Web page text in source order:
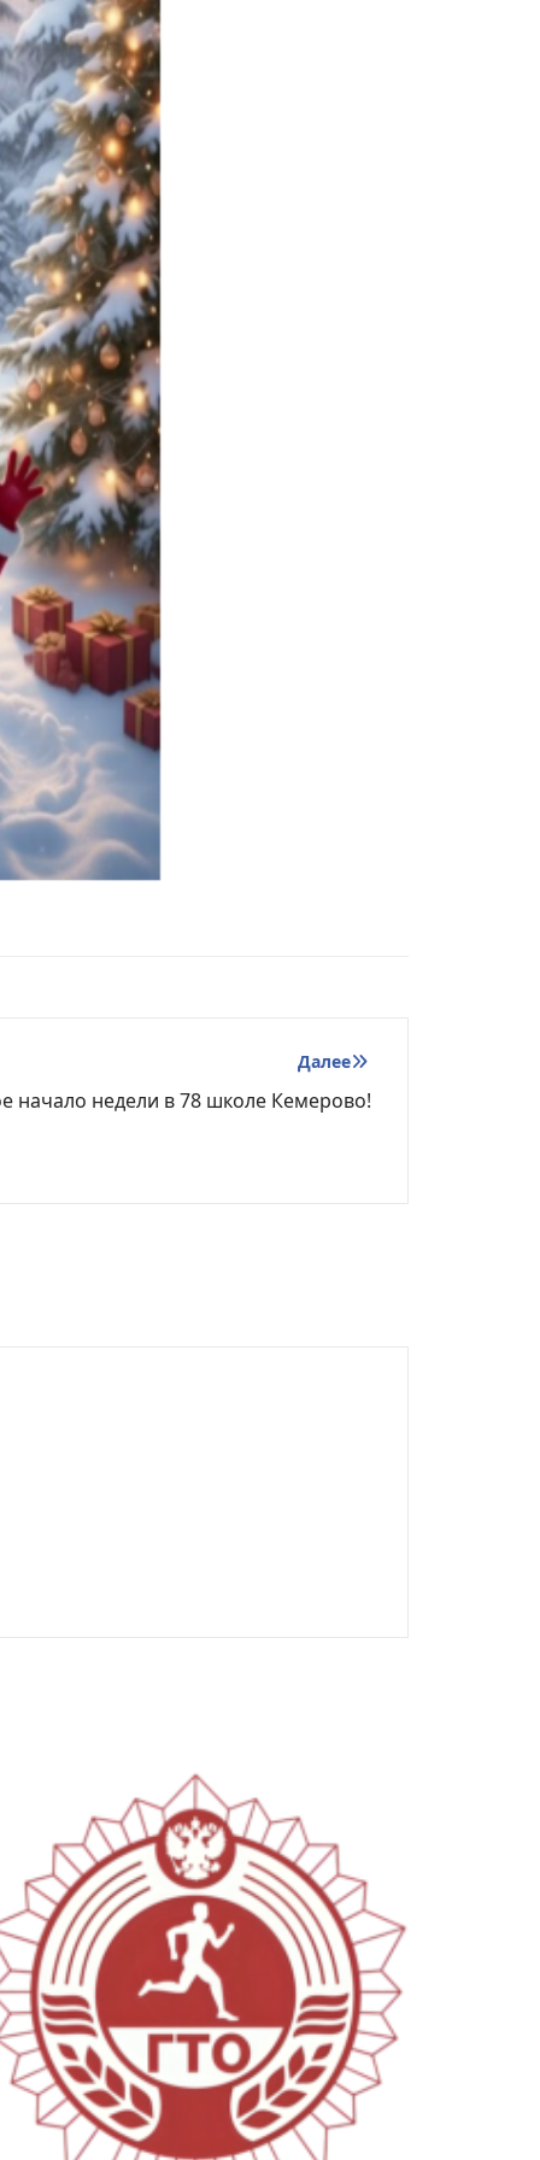
Далее
начало недели в 78 школе Кемерово!